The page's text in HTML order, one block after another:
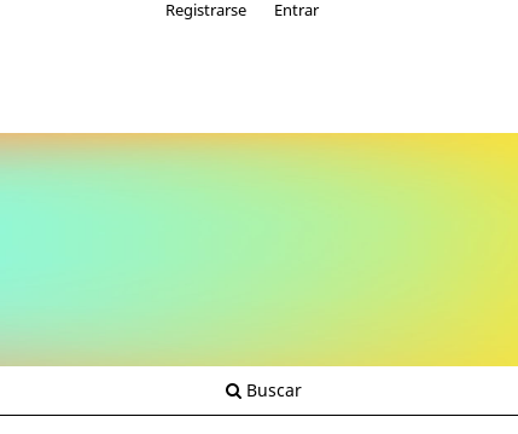
Buscar
Registrarse Entrar